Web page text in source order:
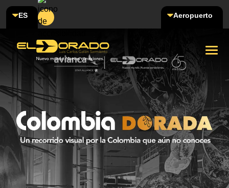
ES Aeropuerto